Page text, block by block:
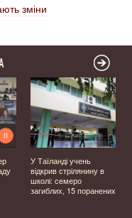
зміни
У Таїланді учень
відкрив стрілянину в
школі: семеро
загиблих, 15 поранених